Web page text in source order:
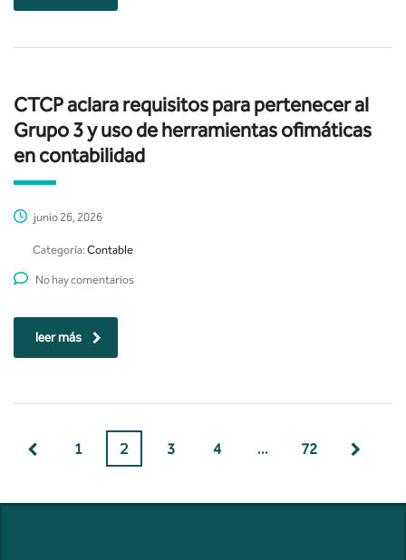
CTCP aclara requisitos para pertenecer al
Grupo 3 y uso de herramientas ofimáticas
en contabilidad
junio 26, 2026
Categoría: Contable
No hay comentarios
leer más
1 2 3 4 … 72